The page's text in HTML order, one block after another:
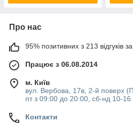
Про нас
95% позитивних з 213 відгуків за
Працює з 06.08.2014
м. Київ
вул. Вербова, 17в, 2-й поверх
пт з 09:00 до 20:00, сб-нд 10-16
Контакти